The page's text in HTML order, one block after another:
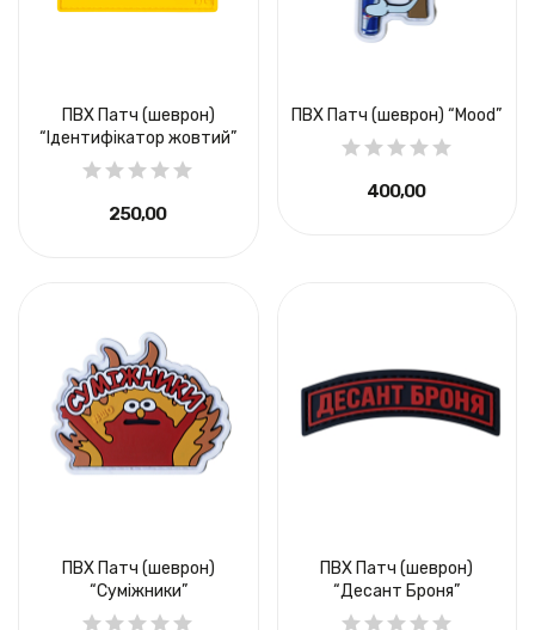
ПВХ Патч (шеврон)
“Ідентифікатор жовтий”
250,00 ₴
ПВХ Патч (шеврон) “Mood”
400,00 ₴
ПВХ Патч (шеврон)
“Суміжники”
ПВХ Патч (шеврон)
“Десант Броня”